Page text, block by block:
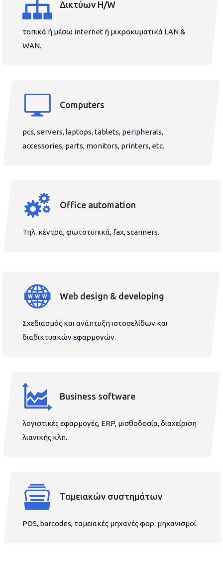
Δικτύων H/W
τοπικά ή μέσω internet ή μικροκυματικά LAN &
WAN.
Computers
pcs, servers, laptops, tablets, peripherals,
accessories, parts, monitors, printers, etc.
Office automation
Τηλ. κέντρα, φωτοτυπικά, fax, scanners.
Web design & developing
Σχεδιασμός και ανάπτυξη ιστοσελίδων και
διαδικτυακών εφαρμογών.
Business software
λογιστικές εφαρμογές, ERP, μισθοδοσία, διαχείριση
λιανικής κλπ.
Ταμειακών συστημάτων
POS, barcodes, ταμειακές μηχανές φορ. μηχανισμοί.